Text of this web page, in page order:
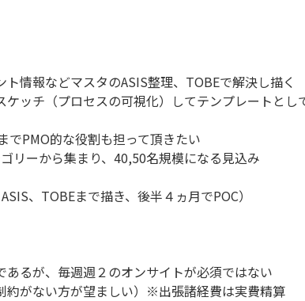
ト情報などマスタのASIS整理、TOBEで解決し描
ッチ（プロセスの可視化）してテンプレートとし
でPMO的な役割も担って頂きたい
リーから集まり、40,50名規模になる見込み
、TOBEまで描き、後半４ヵ月でPOC）
あるが、毎週週２のオンサイトが必須ではない
約がない方が望ましい）※出張諸経費は実費精算